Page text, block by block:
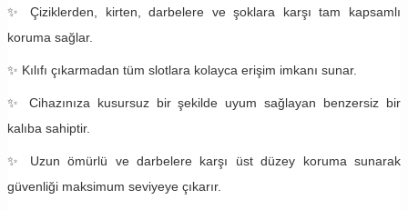
✨ Çiziklerden, kirten, darbelere ve şoklara karşı tam kapsamlı
koruma sağlar.
✨ Kılıfı çıkarmadan tüm slotlara kolayca erişim imkanı sunar.
✨ Cihazınıza kusursuz bir şekilde uyum sağlayan benzersiz bir
kalıba sahiptir.
✨ Uzun ömürlü ve darbelere karşı üst düzey koruma sunarak
güvenliği maksimum seviyeye çıkarır.